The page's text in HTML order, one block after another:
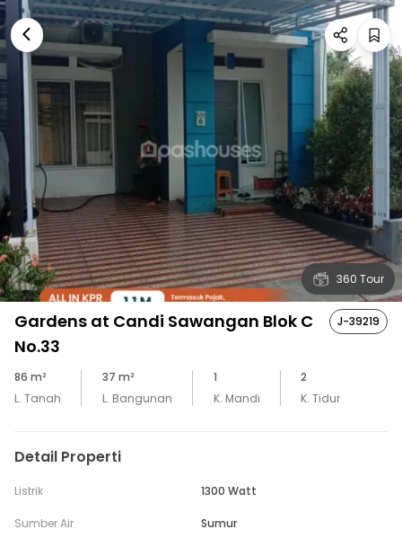
360 Tour
Gardens at Candi Sawangan Blok C
No.33
J-39219
86 m²
L. Tanah
37 m²
L. Bangunan
1
K. Mandi
2
K. Tidur
Detail Properti
Listrik 1300 Watt
Sumber Air Sumur